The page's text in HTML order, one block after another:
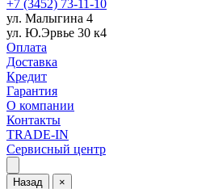
+7 (3452) 73-11-10
ул. Малыгина 4
ул. Ю.Эрвье 30 к4
Оплата
Доставка
Кредит
Гарантия
О компании
Контакты
TRADE-IN
Сервисный центр
Назад ×